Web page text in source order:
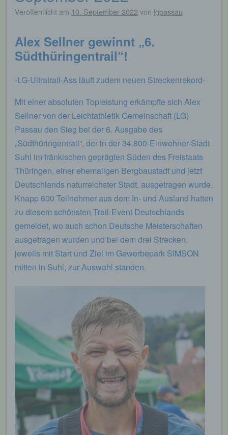
Veröffentlicht am 10. September 2022 von lgpassau
Alex Sellner gewinnt „6.
Südthüringentrail“!
-LG-Ultratrail-Ass läuft zudem neuen Streckenrekord-
Mit einer absoluten Topleistung erkämpfte sich Alex
Sellner von der Leichtathletik Gemeinschaft (LG)
Passau den Sieg bei der 6. Ausgabe des
„Südthüringentrail“, der in der 34.800-Einwohner-Stadt
Suhl im fränkischen geprägten Süden des Freistaats
Thüringen, einer ehemaligen Bergbaustadt und jetzt
Deutschlands naturreichster Stadt, ausgetragen wurde.
Knapp 600 Teilnehmer aus dem In- und Ausland hatten
zu diesem schönsten Trail-Event Deutschlands
gemeldet, wo auch schon Deutsche Meisterschaften
ausgetragen wurden und bei dem drei Strecken,
jeweils mit Start und Ziel im Gewerbepark SIMSON
mitten in Suhl, zur Auswahl standen.